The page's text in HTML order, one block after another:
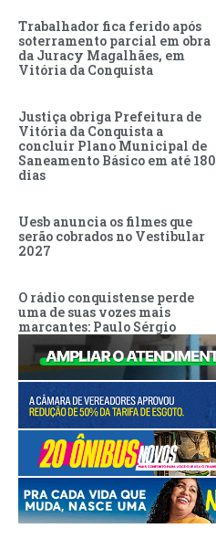
Trabalhador fica ferido após
soterramento parcial em obra
da Juracy Magalhães, em
Vitória da Conquista
Justiça obriga Prefeitura de
Vitória da Conquista a
concluir Plano Municipal de
Saneamento Básico em até 180
dias
Uesb anuncia os filmes que
serão cobrados no Vestibular
2027
O rádio conquistense perde
uma de suas vozes mais
marcantes: Paulo Sérgio